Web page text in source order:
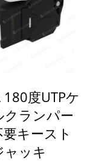
180度UTPケ
クランパー
キースト
ャッキ